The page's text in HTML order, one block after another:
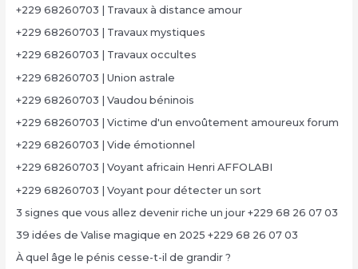
+229 68260703 | Travaux à distance amour
+229 68260703 | Travaux mystiques
+229 68260703 | Travaux occultes
+229 68260703 | Union astrale
+229 68260703 | Vaudou béninois
+229 68260703 | Victime d'un envoûtement amoureux forum
+229 68260703 | Vide émotionnel
+229 68260703 | Voyant africain Henri AFFOLABI
+229 68260703 | Voyant pour détecter un sort
3 signes que vous allez devenir riche un jour +229 68 26 07 03
39 idées de Valise magique en 2025 +229 68 26 07 03
À quel âge le pénis cesse-t-il de grandir ?